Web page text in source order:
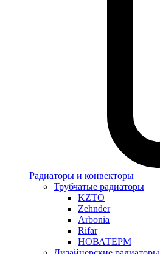
Радиаторы и конвекторы
Трубчатые радиаторы
KZTO
Zehnder
Arbonia
Rifar
НОВАТЕРМ